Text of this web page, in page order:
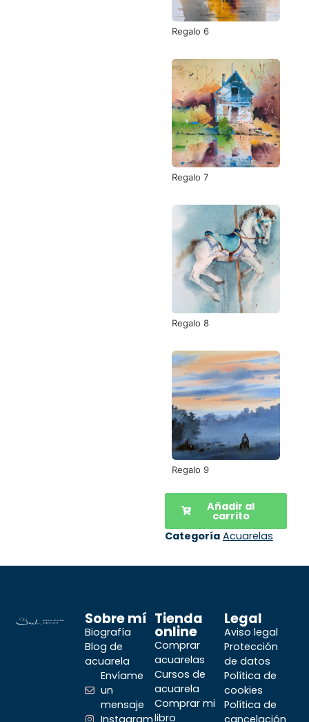
Regalo 6
Regalo 7
Regalo 8
Regalo 9
Añadir al
carrito
Categoría Acuarelas
Sobre mí
Biografía
Blog de
acuarela
Envíame
un
mensaje
Instagram
Tienda
online
Comprar
acuarelas
Cursos de
acuarela
Comprar mi
libro
Legal
Aviso legal
Protección
de datos
Política de
cookies
Política de
cancelación